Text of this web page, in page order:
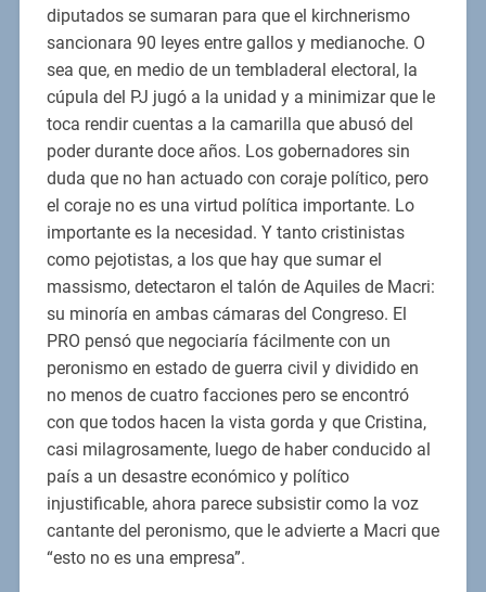
diputados se sumaran para que el kirchnerismo
sancionara 90 leyes entre gallos y medianoche. O
sea que, en medio de un tembladeral electoral, la
cúpula del PJ jugó a la unidad y a minimizar que le
toca rendir cuentas a la camarilla que abusó del
poder durante doce años. Los gobernadores sin
duda que no han actuado con coraje político, pero
el coraje no es una virtud política importante. Lo
importante es la necesidad. Y tanto cristinistas
como pejotistas, a los que hay que sumar el
massismo, detectaron el talón de Aquiles de Macri:
su minoría en ambas cámaras del Congreso. El
PRO pensó que negociaría fácilmente con un
peronismo en estado de guerra civil y dividido en
no menos de cuatro facciones pero se encontró
con que todos hacen la vista gorda y que Cristina,
casi milagrosamente, luego de haber conducido al
país a un desastre económico y político
injustificable, ahora parece subsistir como la voz
cantante del peronismo, que le advierte a Macri que
“esto no es una empresa”.